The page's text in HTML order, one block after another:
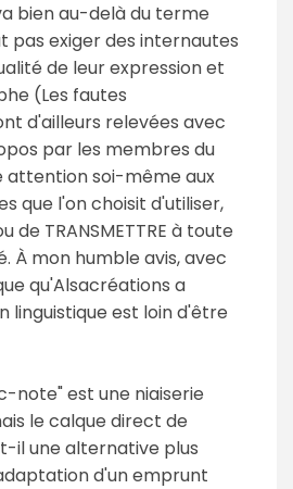
bien au-delà du terme
pas exiger des internautes
de leur expression et
(Les fautes
d'ailleurs relevées avec
par les membres du
attention soi-même aux
que l'on choisit d'utiliser,
de TRANSMETTRE à toute
À mon humble avis, avec
qu'Alsacréations a
linguistique est loin d'être
note" est une niaiserie
le calque direct de
il une alternative plus
d'un emprunt